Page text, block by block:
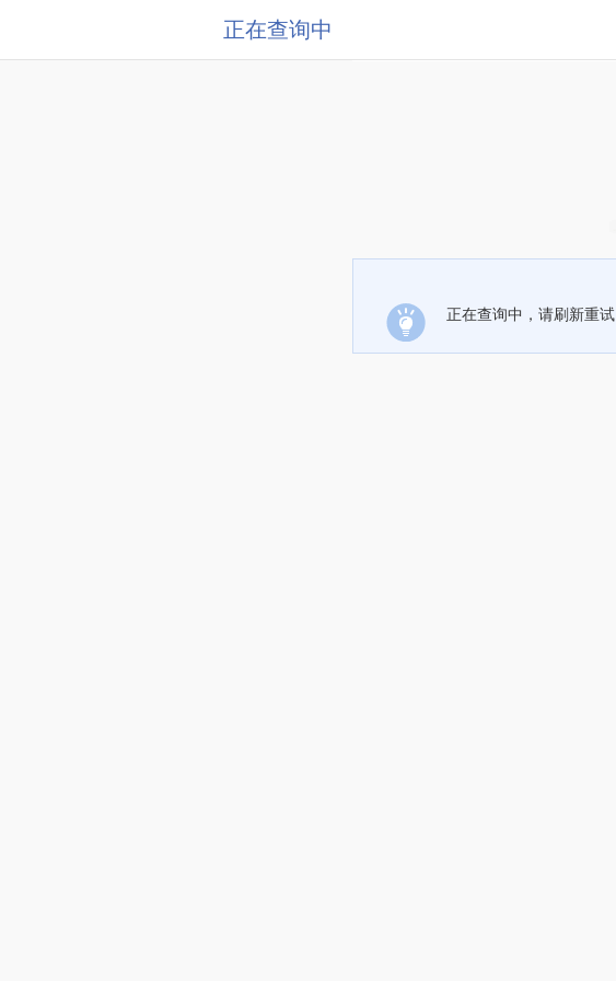
正在查询中
正在查询中，请刷新重试